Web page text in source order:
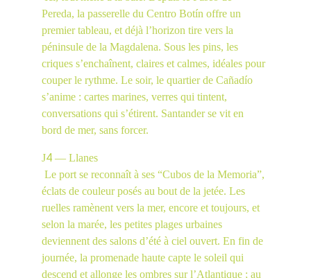
Pereda, la passerelle du Centro Botín offre un
premier tableau, et déjà l’horizon tire vers la
péninsule de la Magdalena. Sous les pins, les
criques s’enchaînent, claires et calmes, idéales pour
couper le rythme. Le soir, le quartier de Cañadío
s’anime : cartes marines, verres qui tintent,
conversations qui s’étirent. Santander se vit en
bord de mer, sans forcer.
J4 — Llanes
éclats de couleur posés au bout de la jetée. Les
ruelles ramènent vers la mer, encore et toujours, et
selon la marée, les petites plages urbaines
deviennent des salons d’été à ciel ouvert. En fin de
journée, la promenade haute capte le soleil qui
descend et allonge les ombres sur l’Atlantique ; au